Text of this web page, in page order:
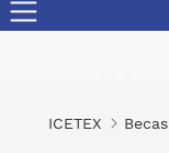
ICETEX Becas